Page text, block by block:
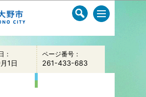
のページの本文へ移動
：
1日
ページ番号：
261-433-683